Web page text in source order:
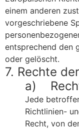
einem anderen
vorgeschriebene
entsprechend den
oder gelöscht.
7. Rechte
a)
Jede
Richtlinien-
Recht, von